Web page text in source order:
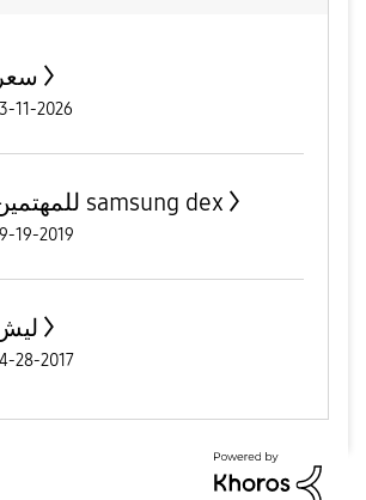
11-2026
للمهتمين في قطعة samsung dex
19-2019
28-2017